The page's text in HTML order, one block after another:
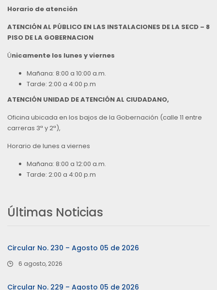
Horario de atención
ATENCIÓN AL PÚBLICO EN LAS INSTALACIONES DE LA SECD – 8
PISO DE LA GOBERNACION
Únicamente los lunes y viernes
Mañana: 8:00 a 10:00 a.m.
Tarde: 2:00 a 4:00 p.m
ATENCIÓN UNIDAD DE ATENCIÓN AL CIUDADANO,
Oficina ubicada en los bajos de la Gobernación (calle 11 entre
carreras 3ª y 2ª),
Horario de lunes a viernes
Mañana: 8:00 a 12:00 a.m.
Tarde: 2:00 a 4:00 p.m
Últimas Noticias
Circular No. 230 – Agosto 05 de 2026
6 agosto, 2026
Circular No. 229 – Agosto 05 de 2026